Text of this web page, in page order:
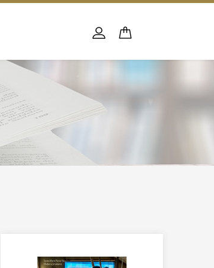
Panier
Se connecter
PANIER